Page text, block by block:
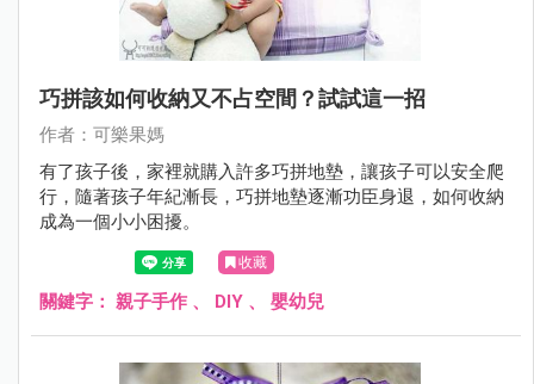
巧拼該如何收納又不占空間？試試這一招
作者：可樂果媽
有了孩子後，家裡就購入許多巧拼地墊，讓孩子可以安全爬
行，隨著孩子年紀漸長，巧拼地墊逐漸功臣身退，如何收納
成為一個小小困擾。
收藏
關鍵字： 親子手作 、 DIY 、 嬰幼兒